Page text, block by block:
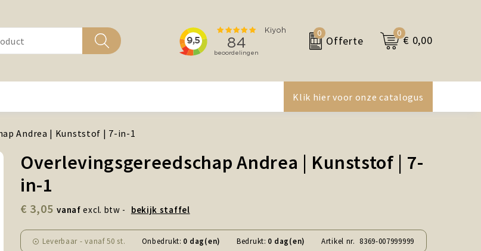
0
Offerte
0
€ 0,00
Klik hier voor onze catalogus
Andrea | Kunststof | 7-in-1
Overlevingsgereedschap Andrea | Kunststof | 7-
in-1
€ 3,05 vanaf excl. btw - bekijk staffel
Leverbaar -vanaf50 st. Onbedrukt: 0 dag(en) Bedrukt: 0 dag(en) Artikel nr. 8369-007999999